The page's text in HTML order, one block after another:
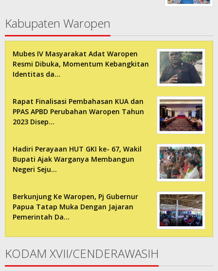
Kabupaten Waropen
Mubes IV Masyarakat Adat Waropen
Resmi Dibuka, Momentum Kebangkitan
Identitas da…
Rapat Finalisasi Pembahasan KUA dan
PPAS APBD Perubahan Waropen Tahun
2023 Disep…
Hadiri Perayaan HUT GKI ke- 67, Wakil
Bupati Ajak Warganya Membangun
Negeri Seju…
Berkunjung Ke Waropen, Pj Gubernur
Papua Tatap Muka Dengan Jajaran
Pemerintah Da…
KODAM XVII/CENDERAWASIH